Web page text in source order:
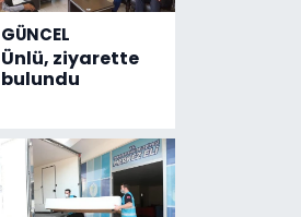
GÜNCEL
Ünlü, ziyarette
bulundu